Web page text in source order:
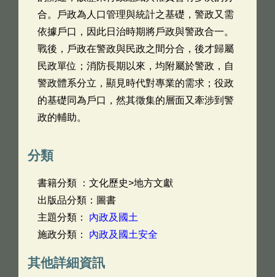
合。戶政為人口管理與統計之基礎，警政又需
依據戶口，因此日治時期將戶政與警政合一。
戰後，戶政在警政與民政之間分合，後才歸屬
民政單位；消防長期以來，均附屬於警政，自
警政體系分立，顯見時代對專業的需求；役政
的基礎同為戶口，然其徵集的層面又牽涉到警
政的輔助。
分類
書籍分類 ：文化歷史>地方文獻
出版品分類：圖書
主題分類： 內政及國土
施政分類： 內政及國土安全
其他詳細資訊